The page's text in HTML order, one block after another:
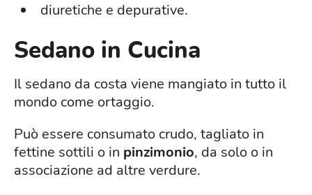
diuretiche e depurative.
Sedano in Cucina
Il sedano da costa viene mangiato in tutto il
mondo come ortaggio.
Può essere consumato crudo, tagliato in
fettine sottili o in pinzimonio, da solo o in
associazione ad altre verdure.